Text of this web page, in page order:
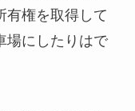
有権を取得して
場にしたりはで